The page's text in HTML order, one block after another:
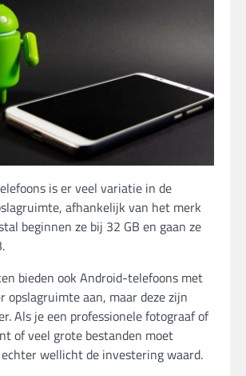
is er veel variatie in de
afhankelijk van het merk
beginnen ze bij 32 GB en gaan ze
bieden ook Android-telefoons met
opslagruimte aan, maar deze zijn
Als je een professionele fotograaf of
of veel grote bestanden moet
wellicht de investering waard.